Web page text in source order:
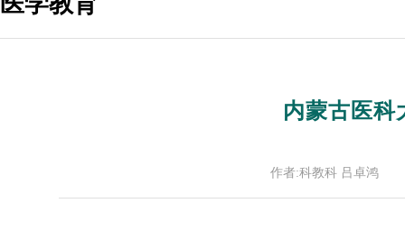
内蒙古医科
作者:科教科 吕卓鸿